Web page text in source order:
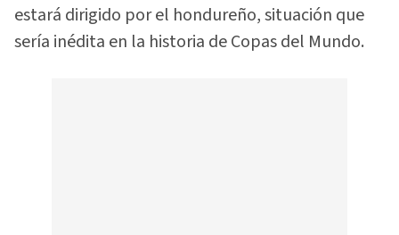
estará dirigido por el hondureño, situación que
sería inédita en la historia de Copas del Mundo.